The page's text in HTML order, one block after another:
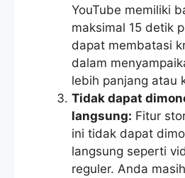
YouTube memiliki
maksimal 15 detik
dapat membatasi
dalam
lebih panjang atau
Tidak dapat
langsung: Fitur
ini tidak dapat
langsung seperti
reguler. Anda